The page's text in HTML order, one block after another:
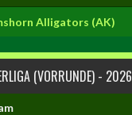
Alligators (AK)
(VORRUNDE) - 2026